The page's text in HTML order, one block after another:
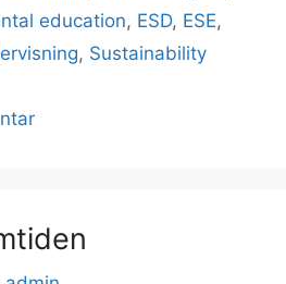
education, ESD, ESE,
, Sustainability